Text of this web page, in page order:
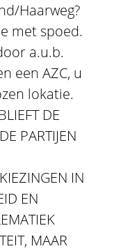
Haarweg?
met spoed.
a.u.b.
een AZC, u
lokatie.
DE
PARTIJEN
IN
EN
MAAR